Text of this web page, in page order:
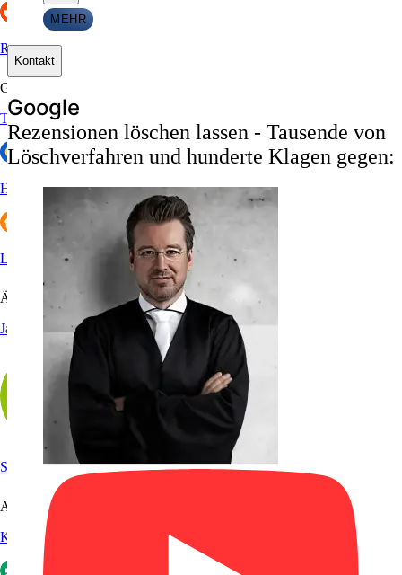
Reddit
Gastronomie & Hotels
Tripadvisor
HolidayCheck
Lieferando
Ärzte
Jameda
Sanego
Arbeitgeberportale
Kununu
MEHR
Kontakt
Google
Rezensionen löschen lassen - Tausende von
Löschverfahren und hunderte Klagen gegen: